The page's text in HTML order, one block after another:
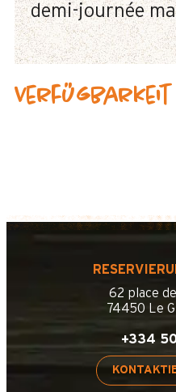
demi-journée
Verfügbarkeit
62 place de
74450 Le
+334